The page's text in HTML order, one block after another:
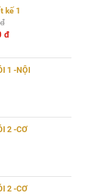
kế 1
đ
1 -NỘI
2 -CƠ
2 -CƠ